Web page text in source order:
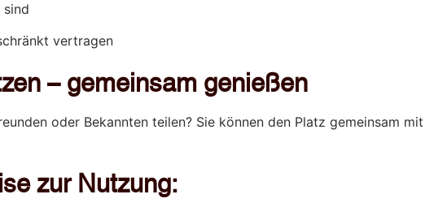
vertragen
– gemeinsam genießen
oder Bekannten teilen? Sie können den Platz gemeinsam mit
zur Nutzung: